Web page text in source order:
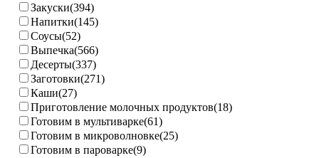
Закуски(394)
Напитки(145)
Соусы(52)
Выпечка(566)
Десерты(337)
Заготовки(271)
Каши(27)
Приготовление молочных продуктов(18)
Готовим в мультиварке(61)
Готовим в микроволновке(25)
Готовим в пароварке(9)